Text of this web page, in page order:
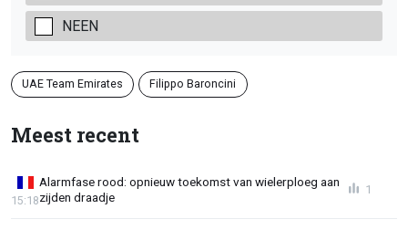
NEEN
UAE Team Emirates Filippo Baroncini
Meest recent
Alarmfase rood: opnieuw toekomst van wielerploeg aan
zijden draadje
15:18
1